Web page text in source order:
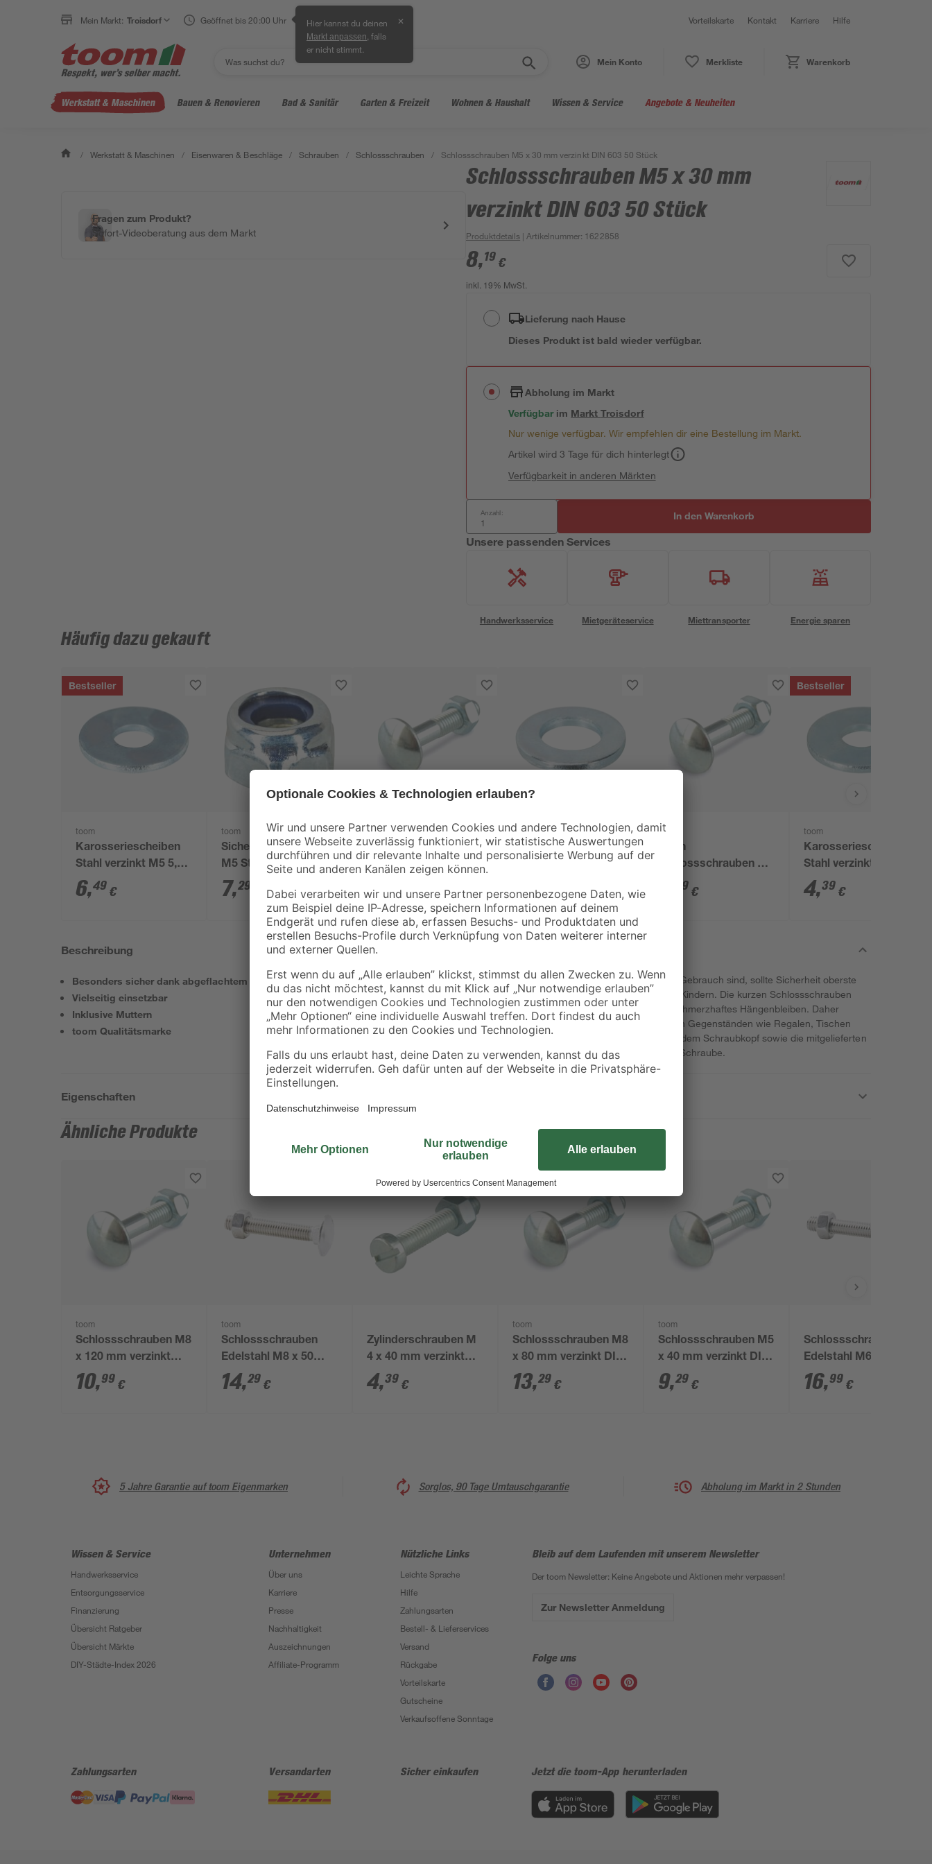
Mein Markt: Troisdorf Geöffnet bis 20:00 Uhr Hier kannst du deinen
Markt anpassen , falls
er nicht stimmt.
✕ Vorteilskarte Kontakt Karriere Hilfe
Mein Konto Merkliste Warenkorb
Werkstatt & Maschinen Bauen & Renovieren Bad & Sanitär Garten & Freizeit Wohnen & Haushalt Wissen & Service Angebote & Neuheiten
/ Werkstatt & Maschinen / Eisenwaren & Beschläge / Schrauben / Schlossschrauben / Schlossschrauben M5 x 30 mm verzinkt DIN 603 50 Stück
Fragen zum Produkt?
Sofort-Videoberatung aus dem Markt
Schlossschrauben M5 x 30 mm
verzinkt DIN 603 50 Stück
Produktdetails | Artikelnummer: 1622858
8,19 €
inkl. 19% MwSt.
Lieferung nach Hause
Dieses Produkt ist bald wieder verfügbar.
Abholung im Markt
Verfügbar im MarktTroisdorf
Nur wenige verfügbar. Wir empfehlen dir eine Bestellung im Markt.
Artikel wird 3 Tage für dich hinterlegt
Verfügbarkeit in anderen Märkten
Anzahl: In den Warenkorb
Unsere passenden Services
Handwerksservice Mietgeräteservice Miettransporter Energie sparen
Häufig dazu gekauft
Bestseller
toom
Karosseriescheiben
Stahl verzinkt M5 5,3
mm 100 Stück
6,49 €
toom
Sicherungsmuttern
M5 Stahl verzinkt 100
Stück
7,29
toom
Schlossschrauben M5
x 40 mm verzinkt DIN
9, €
toom
Scheiben Stahl
verzinkt M5 5,3 mm
4, €
toom
toom
Schlossschrauben M5
2,5 cm 50 Stück
99 €
Bestseller
toom
Karosseriescheiben
Stahl verzinkt M6 6,4
mm 50 Stück
4,39 €
Beschreibung
Besonders sicher dank abgeflachtem Kopf
Vielseitig einsetzbar
Inklusive Muttern
toom Qualitätsmarke
Beim Aufbau von Gegenständen, die täglich im Gebrauch sind, sollte Sicherheit oberste
Priorität haben, vor allem in einem Haushalt mit Kindern. Die kurzen Schlossschrauben
verhindern durch ihren abgeflachten Kopf ein schmerzhaftes Hängenbleiben. Daher
eignen sie sich vor allem für die Konstruktion von Gegenständen wie Regalen, Tischen
oder Spielgeräten. Der vierkantige Ansatz unter dem Schraubkopf sowie die mitgelieferten
Muttern sorgen zudem für einen festen Sitz der Schraube.
Eigenschaften
Ähnliche Produkte
toom
Schlossschrauben M8
x 120 mm verzinkt
DIN 603 15 Stück
10,99 €
toom
Schlossschrauben
Edelstahl M8 x 50
mm, 10 Stück
14,29 €
Zylinderschrauben M
4 x 40 mm verzinkt
DIN 84 8 Stück
4,39 €
toom
Schlossschrauben M8
x 80 mm verzinkt DIN
603 25 Stück
13,29 €
toom
Schlossschrauben M5
x 40 mm verzinkt DIN
603 50 Stück
9,29 €
Schlossschrauben
Edelstahl M6 x 40 mm
25 Stück
16,99 €
5 Jahre Garantie auf toom Eigenmarken Sorglos, 90 Tage Umtauschgarantie Abholung im Markt in 2 Stunden
Wissen & Service
Handwerksservice
Entsorgungsservice
Finanzierung
Übersicht Ratgeber
Übersicht Märkte
DIY-Städte-Index 2026
Unternehmen
Über uns
Karriere
Presse
Nachhaltigkeit
Auszeichnungen
Affiliate-Programm
Nützliche Links
Leichte Sprache
Hilfe
Zahlungsarten
Bestell- & Lieferservices
Versand
Rückgabe
Vorteilskarte
Gutscheine
Verkaufsoffene Sonntage
Bleib auf dem Laufenden mit unserem Newsletter
Der toom Newsletter: Keine Angebote und Aktionen mehr verpassen!
Zur Newsletter Anmeldung
Folge uns
Zahlungsarten Versandarten Sicher einkaufen Jetzt die toom-App herunterladen